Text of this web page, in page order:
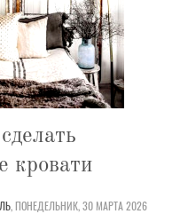
кровати
,ПОНЕДЕЛЬНИК, 30 МАРТА 2026